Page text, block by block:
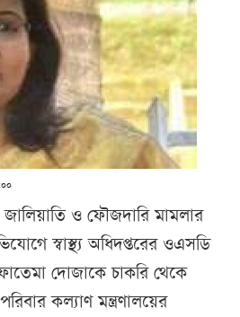
ও ফৌজদারি মামলার
স্বাস্থ্য অধিদপ্তরের ওএসডি
দোজাকে চাকরি থেকে
কল্যাণ মন্ত্রণালয়ের